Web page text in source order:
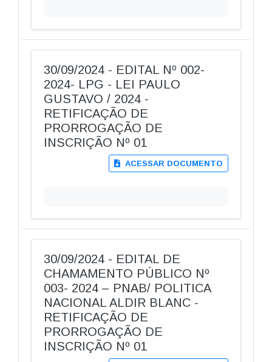
30/09/2024 - EDITAL Nº 002-
2024- LPG - LEI PAULO
GUSTAVO / 2024 -
RETIFICAÇÃO DE
PRORROGAÇÃO DE
INSCRIÇÃO Nº 01
ACESSAR DOCUMENTO
30/09/2024 - EDITAL DE
CHAMAMENTO PÚBLICO Nº
003- 2024 – PNAB/ POLITICA
NACIONAL ALDIR BLANC -
RETIFICAÇÃO DE
PRORROGAÇÃO DE
INSCRIÇÃO Nº 01